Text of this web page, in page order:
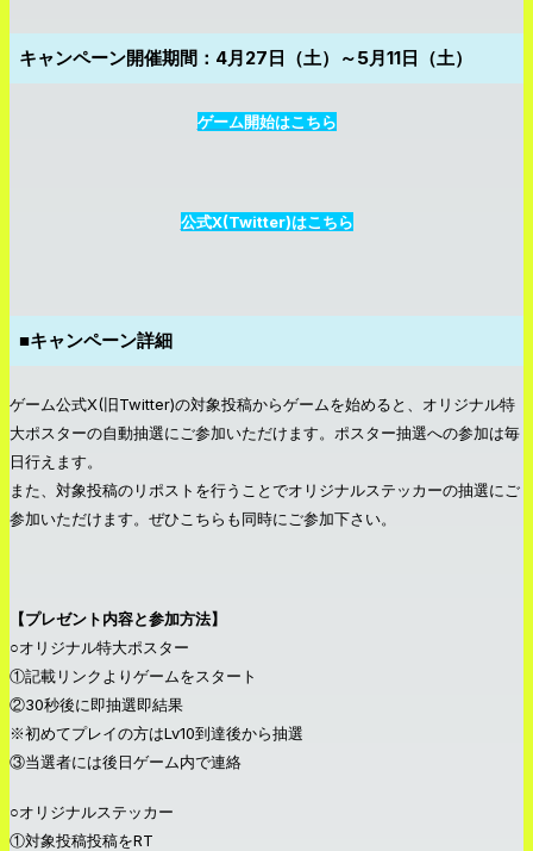
キャンペーン開催期間：4月27日（土）～5月11日（土）
ゲーム開始はこちら
公式X(Twitter)はこちら
■キャンペーン詳細
ゲーム公式X(旧Twitter)の対象投稿からゲームを始めると、オリジナル特
大ポスターの自動抽選にご参加いただけます。ポスター抽選への参加は毎
日行えます。
また、対象投稿のリポストを行うことでオリジナルステッカーの抽選にご
参加いただけます。ぜひこちらも同時にご参加下さい。
【プレゼント内容と参加方法】
○オリジナル特大ポスター
①記載リンクよりゲームをスタート
②30秒後に即抽選即結果
※初めてプレイの方はLv10到達後から抽選
③当選者には後日ゲーム内で連絡
○オリジナルステッカー
①対象投稿投稿をRT